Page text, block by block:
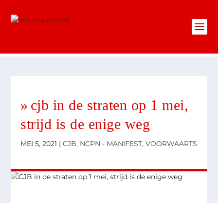
cjb in de straten op 1 mei,
strijd is de enige weg
MEI 5, 2021 |CJB, NCPN - MANIFEST,VOORWAARTS